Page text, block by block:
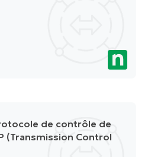
de contrôle de
(Transmission Control